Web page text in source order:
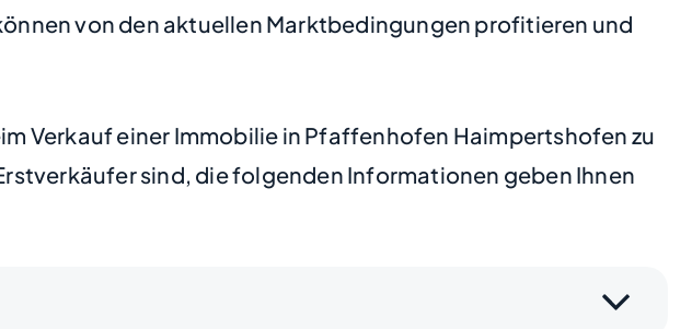
von den aktuellen Marktbedingungen profitieren und
Verkauf einer Immobilie in Pfaffenhofen Haimpertshofen zu
sind, die folgenden Informationen geben Ihnen